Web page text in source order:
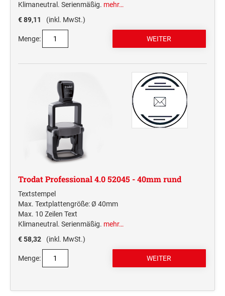
Klimaneutral. Serienmäßig. mehr…
€ 89,11
(inkl. MwSt.)
Menge:
Trodat Professional 4.0 52045 - 40mm rund
Textstempel
Max. Textplattengröße: Ø 40mm
Max. 10 Zeilen Text
Klimaneutral. Serienmäßig. mehr…
€ 58,32
(inkl. MwSt.)
Menge: